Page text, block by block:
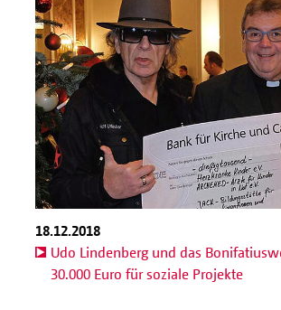
18.12.2018
Udo Lindenberg und das
30.000 Euro für soziale Projekte